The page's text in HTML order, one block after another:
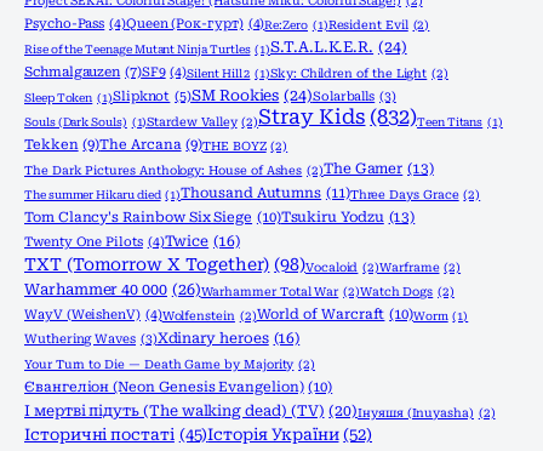
Psycho-Pass (4)Queen (Рок-гурт) (4)Re:Zero (1)Resident Evil (2)
Rise of the Teenage Mutant Ninja Turtles (1)S.T.A.L.K.E.R. (24)
Schmalgauzen (7)SF9 (4)Silent Hill 2 (1)Sky: Children of the Light (2)
Sleep Token (1)Slipknot (5)SM Rookies (24)Solarballs (3)
Souls (Dark Souls) (1)Stardew Valley (2)Stray Kids (832)Teen Titans (1)
Tekken (9)The Arcana (9)THE BOYZ (2)
The Dark Pictures Anthology: House of Ashes (2)The Gamer (13)
The summer Hikaru died (1)Thousand Autumns (11)Three Days Grace (2)
Tom Clancy's Rainbow Six Siege (10)Tsukiru Yodzu (13)
Twenty One Pilots (4)Twice (16)
TXT (Tomorrow X Together) (98)Vocaloid (2)Warframe (2)
Warhammer 40 000 (26)Warhammer Total War (2)Watch Dogs (2)
WayV (WeishenV) (4)Wolfenstein (2)World of Warcraft (10)Worm (1)
Wuthering Waves (3)Xdinary heroes (16)
Your Turn to Die — Death Game by Majority (2)
Євангеліон (Neon Genesis Evangelion) (10)
І мертві підуть (The walking dead) (TV) (20)Інуяшя (Inuyasha) (2)
Історичні постаті (45)Історія України (52)